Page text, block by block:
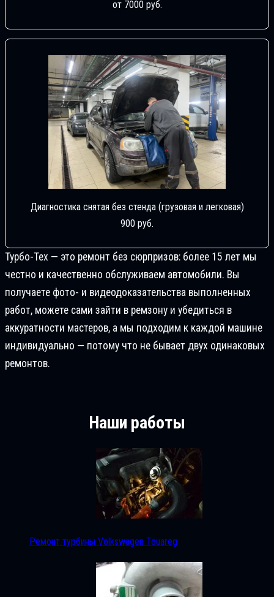
от 7000 руб.
Диагностика снятая без стенда (грузовая и легковая)
900 руб.
Турбо-Тех — это ремонт без сюрпризов: более 15 лет мы
честно и качественно обслуживаем автомобили. Вы
получаете фото- и видеодоказательства выполненных
работ, можете сами зайти в ремзону и убедиться в
аккуратности мастеров, а мы подходим к каждой машине
индивидуально — потому что не бывает двух одинаковых
ремонтов.
Наши работы
Ремонт турбины Volkswagen Touareg